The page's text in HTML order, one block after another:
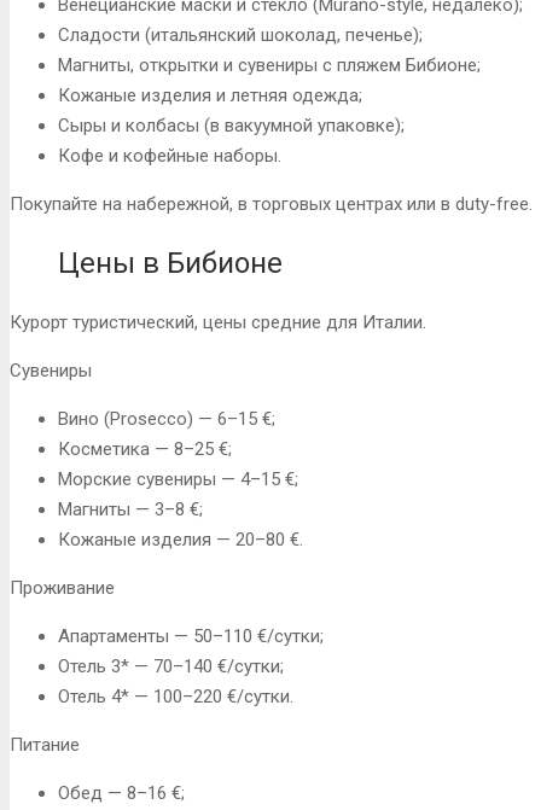
Венецианские маски и стекло (Murano-style, недалеко);
Сладости (итальянский шоколад, печенье);
Магниты, открытки и сувениры с пляжем Бибионе;
Кожаные изделия и летняя одежда;
Сыры и колбасы (в вакуумной упаковке);
Кофе и кофейные наборы.
Покупайте на набережной, в торговых центрах или в duty-free.
Цены в Бибионе
Курорт туристический, цены средние для Италии.
Сувениры
Вино (Prosecco) — 6–15 €;
Косметика — 8–25 €;
Морские сувениры — 4–15 €;
Магниты — 3–8 €;
Кожаные изделия — 20–80 €.
Проживание
Апартаменты — 50–110 €/сутки;
Отель 3* — 70–140 €/сутки;
Отель 4* — 100–220 €/сутки.
Питание
Обед — 8–16 €;